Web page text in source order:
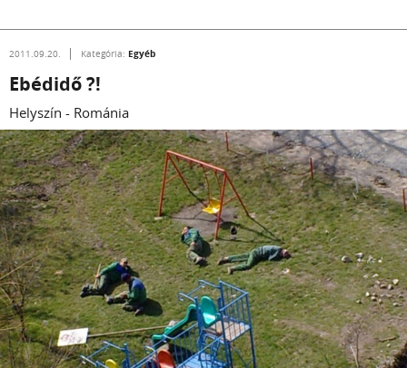
2011.09.20. Kategória: Egyéb
Ebédidő ?!
Helyszín - Románia